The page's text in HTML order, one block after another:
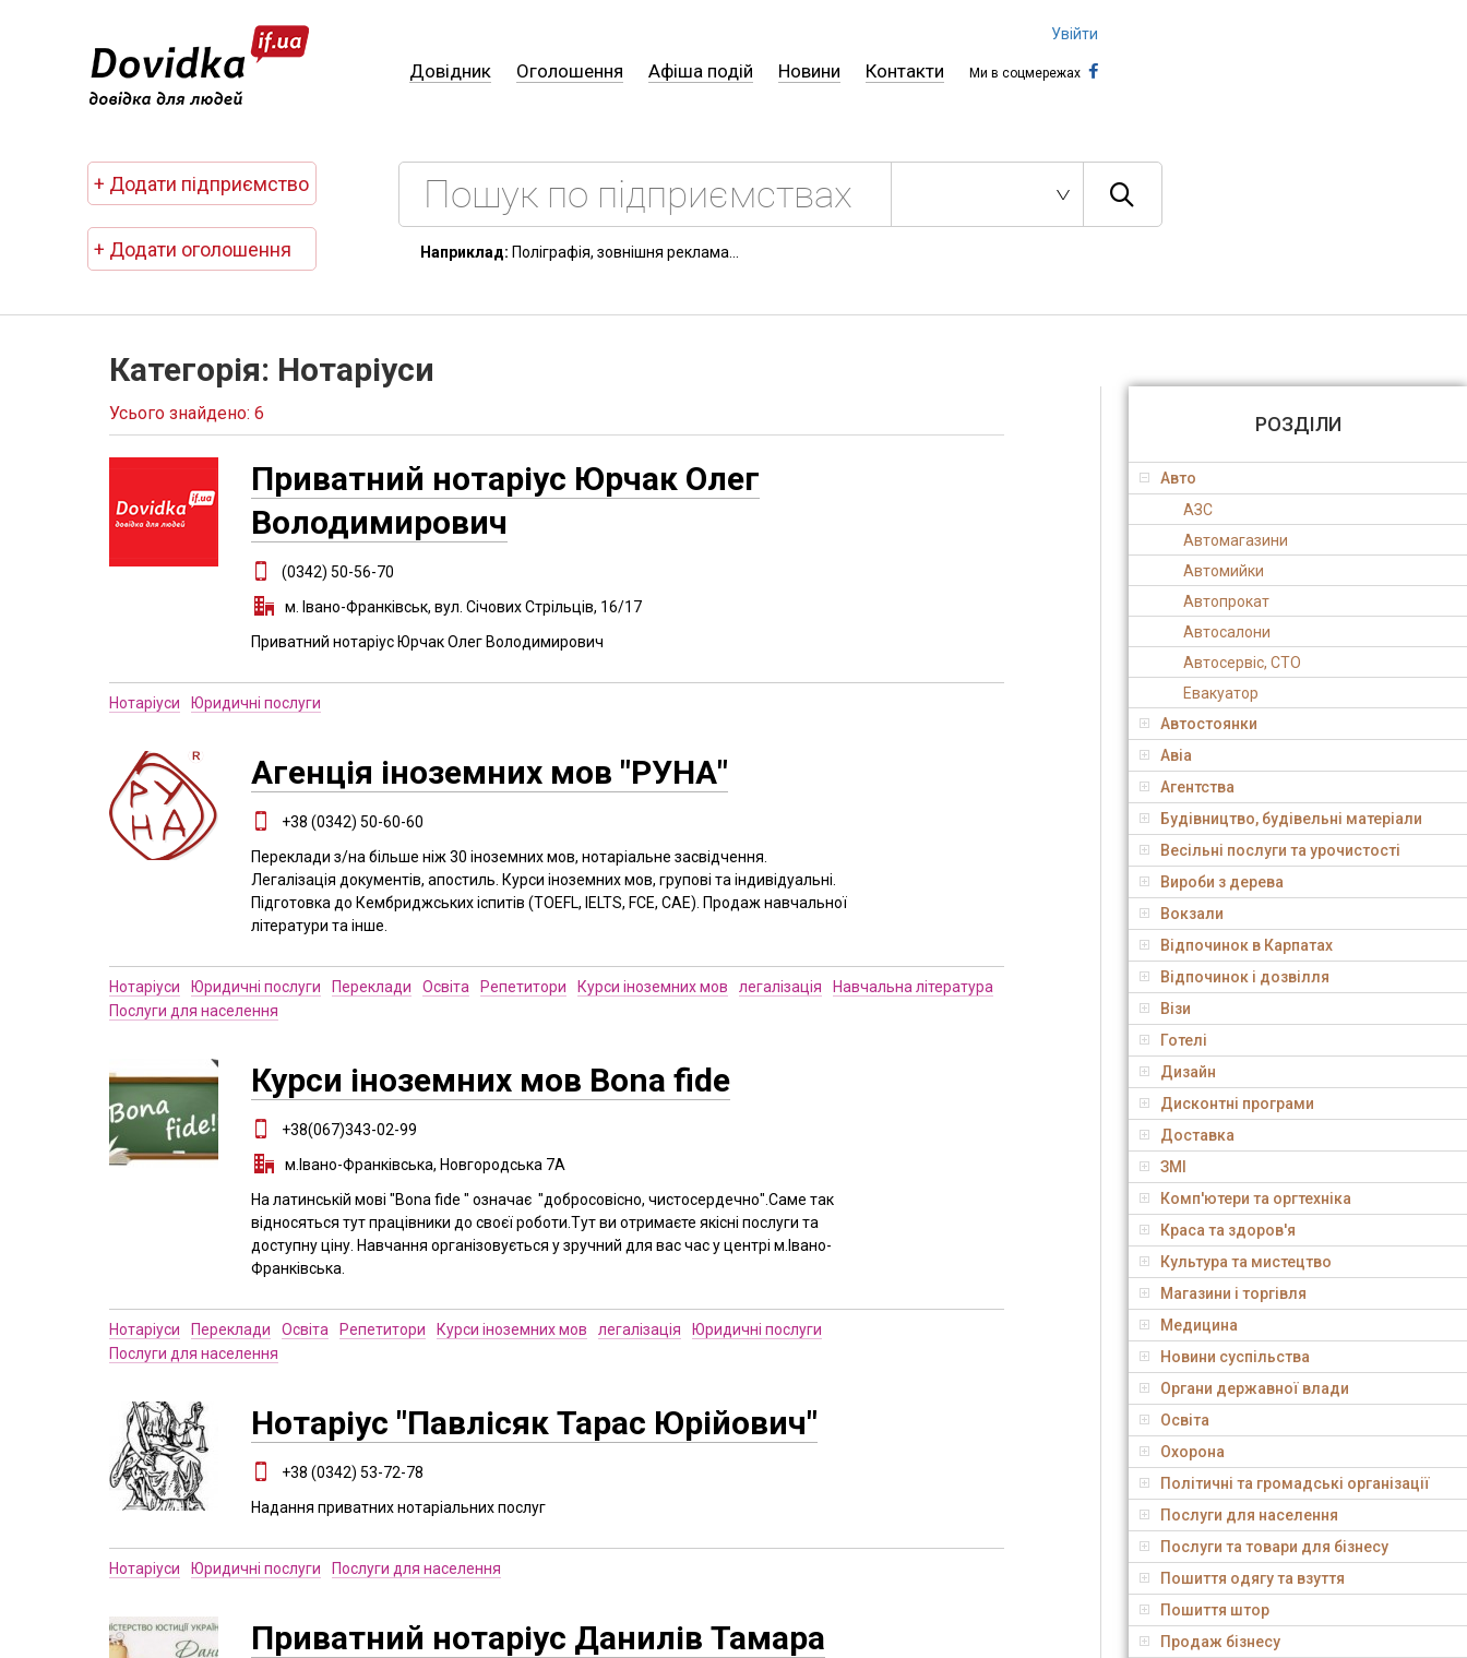
Довідник Оголошення Афіша подій Новини Контакти Ми в соцмережах
Увійти
+ Додати підприємство
+ Додати оголошення Наприклад: Поліграфія, зовнішня реклама...
Категорія: Нотаріуси
Усього знайдено: 6
Приватний нотаріус Юрчак Олег
Володимирович
(0342) 50-56-70
м. Івано-Франківськ, вул. Січових Стрільців, 16/17
Приватний нотаріус Юрчак Олег Володимирович
Нотаріуси Юридичні послуги
Агенція іноземних мов "РУНА"
+38 (0342) 50-60-60
Переклади з/на більше ніж 30 іноземних мов, нотаріальне засвідчення.
Легалізація документів, апостиль. Курси іноземних мов, групові та індивідуальні.
Підготовка до Кембриджських іспитів (TOEFL, IELTS, FCE, CAE). Продаж навчальної
літератури та інше.
Нотаріуси Юридичні послуги Переклади Освіта Репетитори Курси іноземних мов легалізація
Навчальна література
Послуги для населення
Курси іноземних мов Bona fide
+38(067)343-02-99
м.Івано-Франківська, Новгородська 7А
На латинській мові "Воna fide " означає "добросовісно, чистосердечно".Саме так
відносяться тут працівники до своєї роботи.Тут ви отримаєте якісні послуги та
доступну ціну. Навчання організовується у зручний для вас час у центрі м.Івано-
Франківська.
Нотаріуси Переклади Освіта Репетитори Курси іноземних мов легалізація
Юридичні послуги
Послуги для населення
Нотаріус "Павлісяк Тарас Юрійович"
+38 (0342) 53-72-78
Надання приватних нотаріальних послуг
Нотаріуси Юридичні послуги Послуги для населення
Приватний нотаріус Данилів Тамара
РОЗДІЛИ
Авто
АЗС
Автомагазини
Автомийки
Автопрокат
Автосалони
Автосервіс, СТО
Евакуатор
Автостоянки
Авіа
Агентства
Будівництво, будівельні матеріали
Весільні послуги та урочистості
Вироби з дерева
Вокзали
Відпочинок в Карпатах
Відпочинок і дозвілля
Візи
Готелі
Дизайн
Дисконтні програми
Доставка
ЗМІ
Комп'ютери та оргтехніка
Краса та здоров'я
Культура та мистецтво
Магазини і торгівля
Медицина
Новини суспільства
Органи державної влади
Освіта
Охорона
Політичні та громадські організації
Послуги для населення
Послуги та товари для бізнесу
Пошиття одягу та взуття
Пошиття штор
Продаж бізнесу